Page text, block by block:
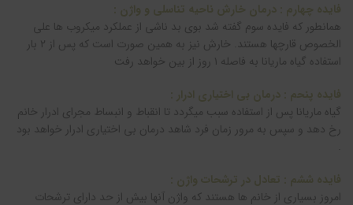
فایده چهارم : درمان خارش ناحیه تناسلی و واژن :
همانطور که فایده سوم گفته شد بوی بد ناشی از عملکرد میکروب ها علی
الخصوص قارچها هستند. خارش نیز به همین صورت است که پس از ۲ بار
استفاده گیاه ماريانا به فاصله ۱ روز از بین خواهد رفت
فایده پنحم : درمان بی اختیاری ادرار :
گیاه ماریانا پس از استفاده سبب میگردد تا انقباط و انبساط مجرای ادرار خانم
رخ دهد و سپس به مرور زمان فرد شاهد درمان بی اختیاری ادرار خواهد بود
فایده ششم : تعادل در ترشحات واژن :
امروز بسیاری از خانم ها هستند که واژن آنها بیش از حد دارای ترشحات